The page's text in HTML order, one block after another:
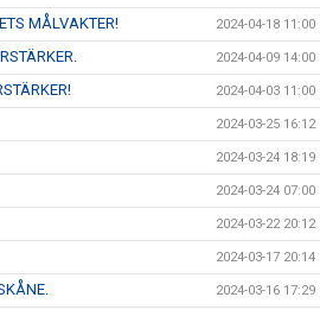
MÅLVAKTER! 2024-04-18 11:00
2024-04-09 14:00
2024-04-03 11:00
2024-03-25 16:12
2024-03-24 18:19
2024-03-24 07:00
2024-03-22 20:12
2024-03-17 20:14
2024-03-16 17:29